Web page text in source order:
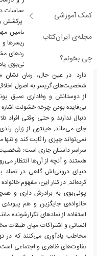
کمک آموزشی
مجله‌ی ایران‌کتاب
چی بخونم؟
همیشه به اندیشه‌ها و احساسات
اجازه داده تا هم داستانی
نوجوانان ارائه دهد. از
کرد؛ رقابت و تنش میان گریسرها
ظاهر، آرزوها، ترس‌ها و
نقش کلیدی دارد و به پونی‌بوی
دارد. در عین حال، رمان
شخصیت‌های گریسر به اصول
از دوستانش و وفاداری عمیق
بی‌فایده بودن چرخه خشونت اشاره
دنبال ندارند و حتی وقتی افراد
جای می‌ماند. هینتون از زبان
نمی‌تواند چیزی را ثابت کند و
سراسر داستان جاری است؛
هستند و آنچه از آن‌ها انتظار
دنیای درونی‌اش گاهی در تضاد
کرده‌اند. در کنار این، مفهوم
پونی‌بوی به برادرش داری و
خانواده‌ی جایگزین و هم
استفاده از نمادهای تکرارشونده
انسانی و اشتراکات میان طبقات
مخاطب یادآوری می‌کنند که در
تفاوت‌های ظاهری و اجتماعی است.